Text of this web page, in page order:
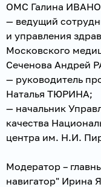
ОМС Галина
— ведущий
и управления
Московского
Сеченова Андрей
— руководитель
Наталья ТЮРИНА;
— начальник
качества
центра им. Н.И.
Модератор –
навигатор" Ирина